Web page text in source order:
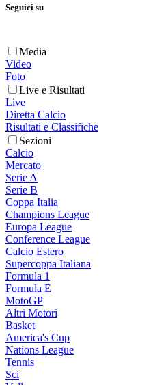
Seguici su
Media
Video
Foto
Live e Risultati
Live
Diretta Calcio
Risultati e Classifiche
Sezioni
Calcio
Mercato
Serie A
Serie B
Coppa Italia
Champions League
Europa League
Conference League
Calcio Estero
Supercoppa Italiana
Formula 1
Formula E
MotoGP
Altri Motori
Basket
America's Cup
Nations League
Tennis
Sci